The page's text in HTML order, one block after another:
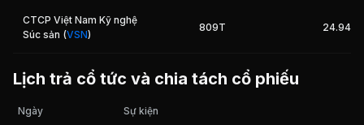
CTCP Việt Nam Kỹ nghệ
Súc sản (VSN)
809T 24.94%
Lịch trả cổ tức và chia tách cổ phiếu
Ngày Sự kiện